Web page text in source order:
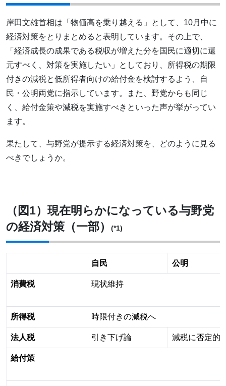
岸田文雄首相は「物価高を乗り越える」として、10月中に
経済対策をとりまとめると表明しています。その上で、
「経済成長の成果である税収が増えた分を国民に適切に還
元すべく、対策を実施したい」としており、所得税の期限
付きの減税と低所得者向けの給付金を検討するよう、自
民・公明両党に指示しています。また、野党からも同じ
く、給付金策や減税を実施すべきといった声が挙がってい
ます。
果たして、与野党が提示する経済対策を、どのように見る
べきでしょうか。
（図1）現在明らかになっている与野党
の経済対策（一部）
(*1)
自民 公明
消費税 現状維持
所得税 時限付きの減税へ
法人税 引き下げ論 減税に否定的
給付策